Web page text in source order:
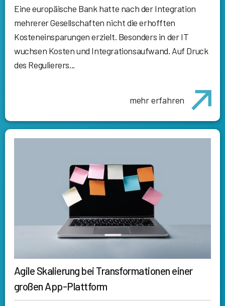
Eine europäische Bank hatte nach der Integration
mehrerer Gesellschaften nicht die erhofften
Kosteneinsparungen erzielt. Besonders in der IT
wuchsen Kosten und Integrationsaufwand. Auf Druck
des Regulierers...
mehr erfahren
Agile Skalierung bei Transformationen einer
großen App-Plattform